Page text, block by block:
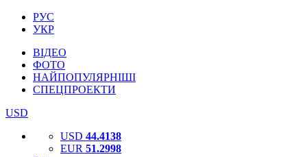
РУС
УКР
ВІДЕО
ФОТО
НАЙПОПУЛЯРНІШІ
СПЕЦПРОЕКТИ
USD
USD 44.4138
EUR 51.2998